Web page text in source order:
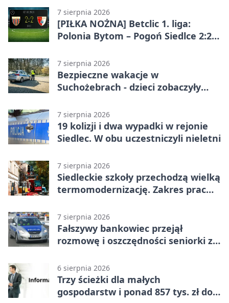
7 sierpnia 2026
[PIŁKA NOŻNA] Betclic 1. liga:
Polonia Bytom – Pogoń Siedlce 2:2.
emocjonującej końcówce
7 sierpnia 2026
Bezpieczne wakacje w
Suchożebrach - dzieci zobaczyły
7 sierpnia 2026
19 kolizji i dwa wypadki w rejonie
Siedlec. W obu uczestniczyli nieletni
7 sierpnia 2026
Siedleckie szkoły przechodzą wielką
termomodernizację. Zakres prac
7 sierpnia 2026
Fałszywy bankowiec przejął
rozmowę i oszczędności seniorki z
6 sierpnia 2026
Trzy ścieżki dla małych
gospodarstw i ponad 857 tys. zł do